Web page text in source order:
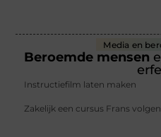
Media en
Beroemde mensen
Instructiefilm laten maken
Zakelijk een cursus Frans